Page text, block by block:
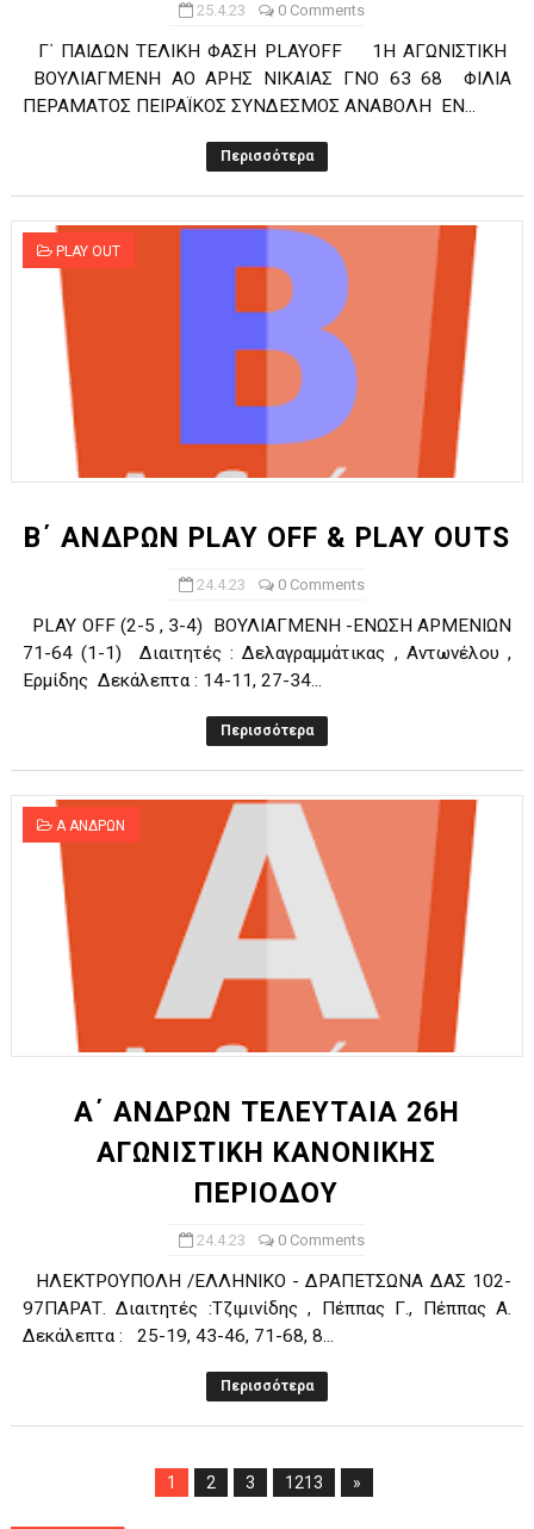
25.4.23 0 Comments
Γ΄ ΠΑΙΔΩΝ ΤΕΛΙΚΗ ΦΑΣΗ PLAYOFF 1Η ΑΓΩΝΙΣΤΙΚΗ
ΒΟΥΛΙΑΓΜΕΝΗ ΑΟ ΑΡΗΣ ΝΙΚΑΙΑΣ ΓΝΟ 63 68 ΦΙΛΙΑ
ΠΕΡΑΜΑΤΟΣ ΠΕΙΡΑΪΚΟΣ ΣΥΝΔΕΣΜΟΣ ANABOΛΗ ΕΝ...
Περισσότερα
PLAY OUT
Β΄ ΑΝΔΡΩΝ PLAY OFF & PLAY OUTS
24.4.23 0 Comments
PLAY OFF (2-5 , 3-4) ΒΟΥΛΙΑΓΜΕΝΗ -ΕΝΩΣΗ ΑΡΜΕΝΙΩΝ
71-64 (1-1) Διαιτητές : Δελαγραμμάτικας , Αντωνέλου ,
Ερμίδης Δεκάλεπτα : 14-11, 27-34...
Περισσότερα
Α ΑΝΔΡΩΝ
Α΄ ΑΝΔΡΩΝ ΤΕΛΕΥΤΑΙΑ 26Η
ΑΓΩΝΙΣΤΙΚΗ ΚΑΝΟΝΙΚΗΣ
ΠΕΡΙΟΔΟΥ
24.4.23 0 Comments
ΗΛΕΚΤΡΟΥΠΟΛΗ /ΕΛΛΗΝΙΚΟ - ΔΡΑΠΕΤΣΩΝΑ ΔΑΣ 102-
97ΠΑΡΑΤ. Διαιτητές :Τζιμινίδης , Πέππας Γ., Πέππας Α.
Δεκάλεπτα : 25-19, 43-46, 71-68, 8...
Περισσότερα
1 2 3 1213 »